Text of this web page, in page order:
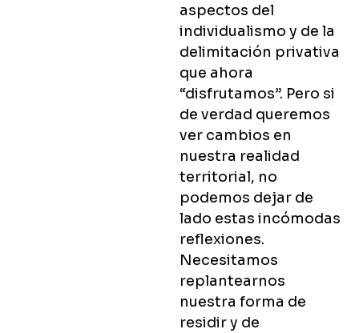
aspectos del
individualismo y de la
delimitación privativa
que ahora
“disfrutamos”. Pero si
de verdad queremos
ver cambios en
nuestra realidad
territorial, no
podemos dejar de
lado estas incómodas
reflexiones.
Necesitamos
replantearnos
nuestra forma de
residir y de